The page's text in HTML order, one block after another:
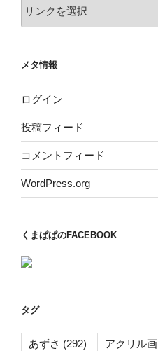
メタ情報
ログイン
投稿フィード
コメントフィード
WordPress.org
くまぱぱのFACEBOOK
タグ
あずさ (292) アクリル画